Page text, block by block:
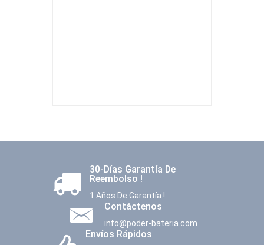
30-Días Garantía De
Reembolso !
1 Años De Garantía !
Contáctenos
info@poder-bateria.com
Envíos Rápidos